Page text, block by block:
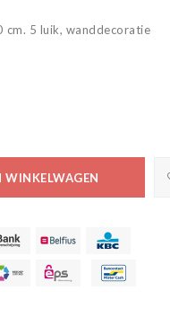
5 luik, wanddecoratie
WINKELWAGEN